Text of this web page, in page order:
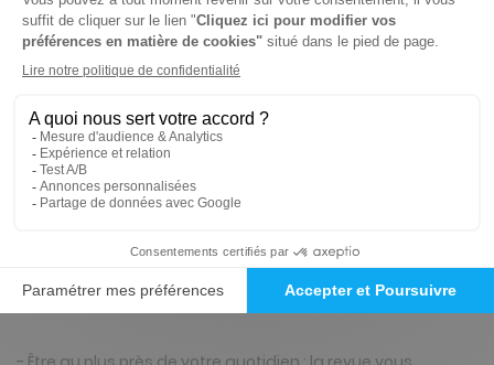
Abonnement 1 an
6 n° • Papier Offre réservée aux étudiants
135€00 Tarif Kiosque :
Tarif France métropolitaine
Renouvellement à date d’anniversaire
Présentation du magazine Le Praticien En
Anesthesie Reanimation